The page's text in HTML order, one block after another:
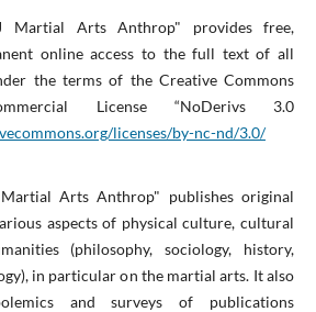
Martial Arts Anthrop" provides free,
online access to the full text of all
the terms of the Creative Commons
License “NoDerivs 3.0
licenses/by-nc-nd/3.0/
Arts Anthrop" publishes original
aspects of physical culture, cultural
(philosophy, sociology, history,
in particular on the martial arts. It also
and surveys of publications